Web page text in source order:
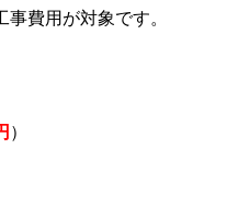
費用が対象です。
）